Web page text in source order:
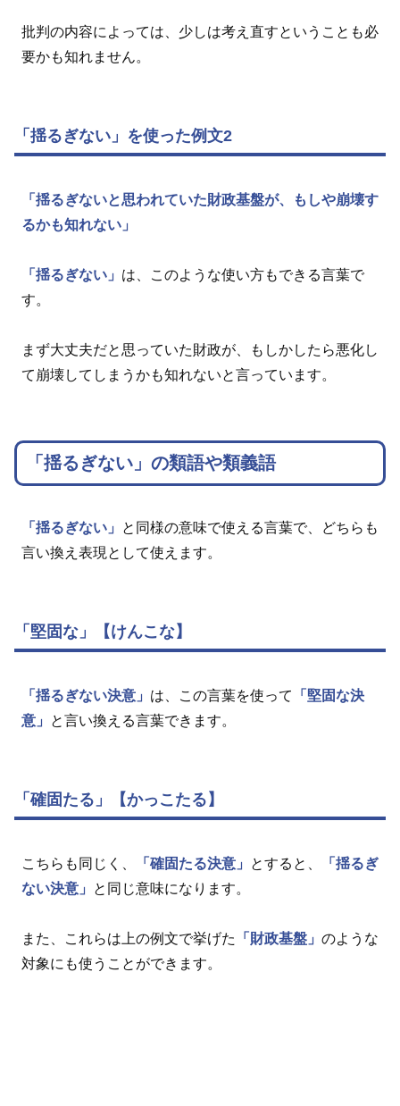
批判の内容によっては、少しは考え直すということも必
要かも知れません。
「揺るぎない」を使った例文2
「揺るぎないと思われていた財政基盤が、もしや崩壊す
るかも知れない」
「揺るぎない」 は、このような使い方もできる言葉で
す。
まず大丈夫だと思っていた財政が、もしかしたら悪化し
て崩壊してしまうかも知れないと言っています。
「揺るぎない」の類語や類義語
「揺るぎない」
と同様の意味で使える言葉で、どちらも
言い換え表現として使えます。
「堅固な」【けんこな】
「揺るぎない決意」 は、この言葉を使って
「堅固な決
意」
と言い換える言葉できます。
「確固たる」【かっこたる】
こちらも同じく、 「確固たる決意」 とすると、
「揺るぎ
ない決意」
と同じ意味になります。
また、これらは上の例文で挙げた 「財政基盤」 のような
対象にも使うことができます。